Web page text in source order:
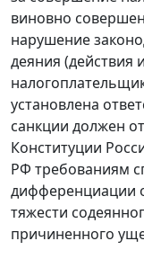
виновно
нарушение
деяния (действия
установлена
санкции должен
Конституции
РФ требованиям
дифференциации
тяжести
причиненного